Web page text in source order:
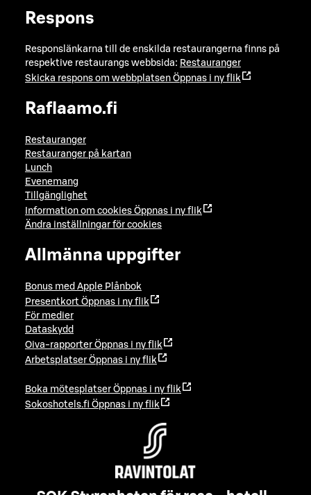
Respons
Responslänkarna till de enskilda restaurangerna finns på
respektive restaurangs webbsida: Restauranger
Skicka respons om webbplatsen Öppnas i ny flik
Raflaamo.fi
Restauranger
Restauranger på kartan
Lunch
Evenemang
Tillgänglighet
Information om cookies Öppnas i ny flik
Ändra inställningar för cookies
Allmänna uppgifter
Bonus med Apple Plånbok
Presentkort Öppnas i ny flik
För medier
Dataskydd
Oiva-rapporter Öppnas i ny flik
Arbetsplatser Öppnas i ny flik
Boka mötesplatser Öppnas i ny flik
Sokoshotels.fi Öppnas i ny flik